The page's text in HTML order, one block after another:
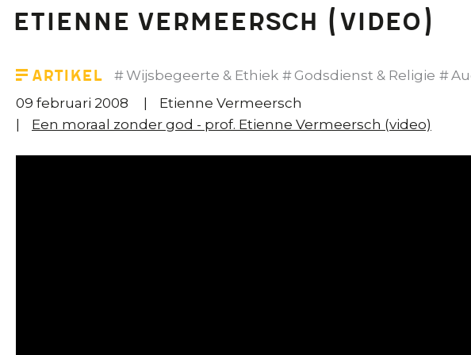
Etienne Vermeersch (video)
Artikel Wijsbegeerte & Ethiek Godsdienst & Religie
09 februari 2008
Etienne Vermeersch
Een moraal zonder god - prof. Etienne Vermeersch (video)